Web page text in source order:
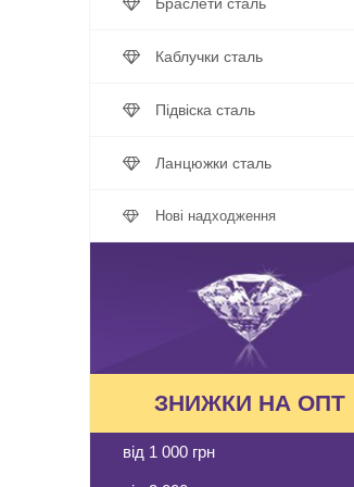
Каблучки сталь
Підвіска сталь
Ланцюжки сталь
Нові надходження
ЗНИЖКИ НА ОПТ
від 1 000 грн